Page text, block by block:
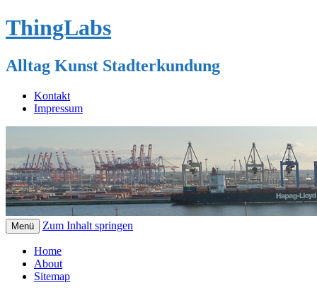
ThingLabs
Alltag Kunst Stadterkundung
Kontakt
Impressum
Menü Zum Inhalt springen
Home
About
Sitemap